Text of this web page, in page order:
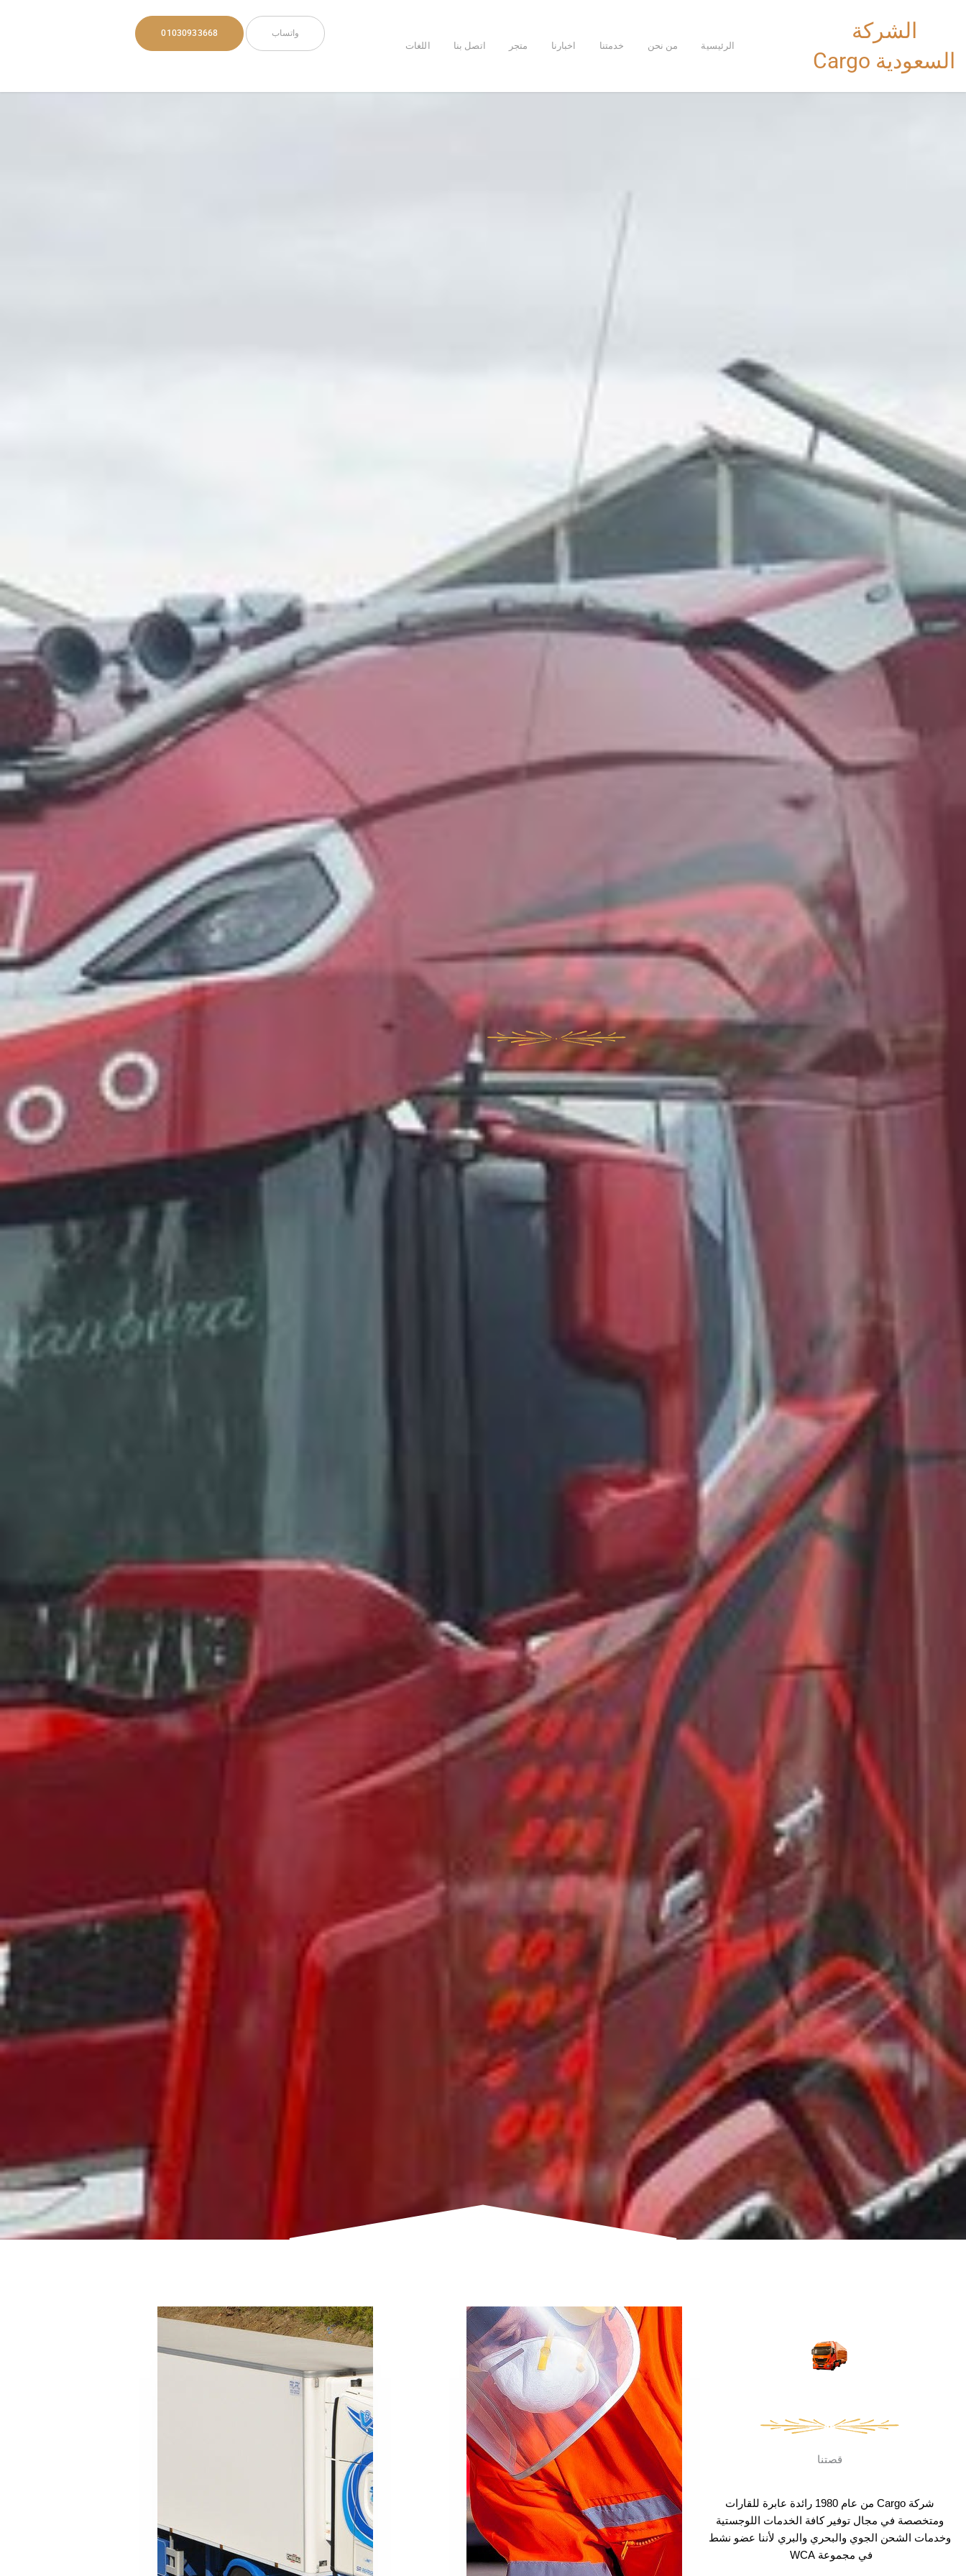
الشركة
السعودية Cargo
الرئيسية من نحن خدمتنا اخبارنا متجر اتصل بنا اللغات
واتساب 01030933668
قصتنا
شركة Cargo من عام 1980 رائدة عابرة للقارات
ومتخصصة في مجال توفير كافة الخدمات اللوجستية
وخدمات الشحن الجوي والبحري والبري لأننا عضو نشط
في مجموعة WCA